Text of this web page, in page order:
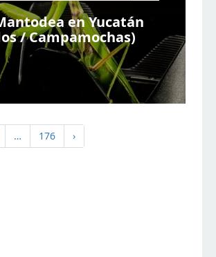
en Yucatán
/ Campamochas)
… 176 ›